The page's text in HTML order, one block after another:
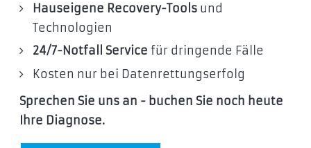
Hauseigene Recovery-Toolsund
Technologien
24/7-Notfall Service für dringende Fälle
Kosten nur bei Datenrettungserfolg
Sprechen Sie uns an - buchen Sie noch heute
Ihre Diagnose.